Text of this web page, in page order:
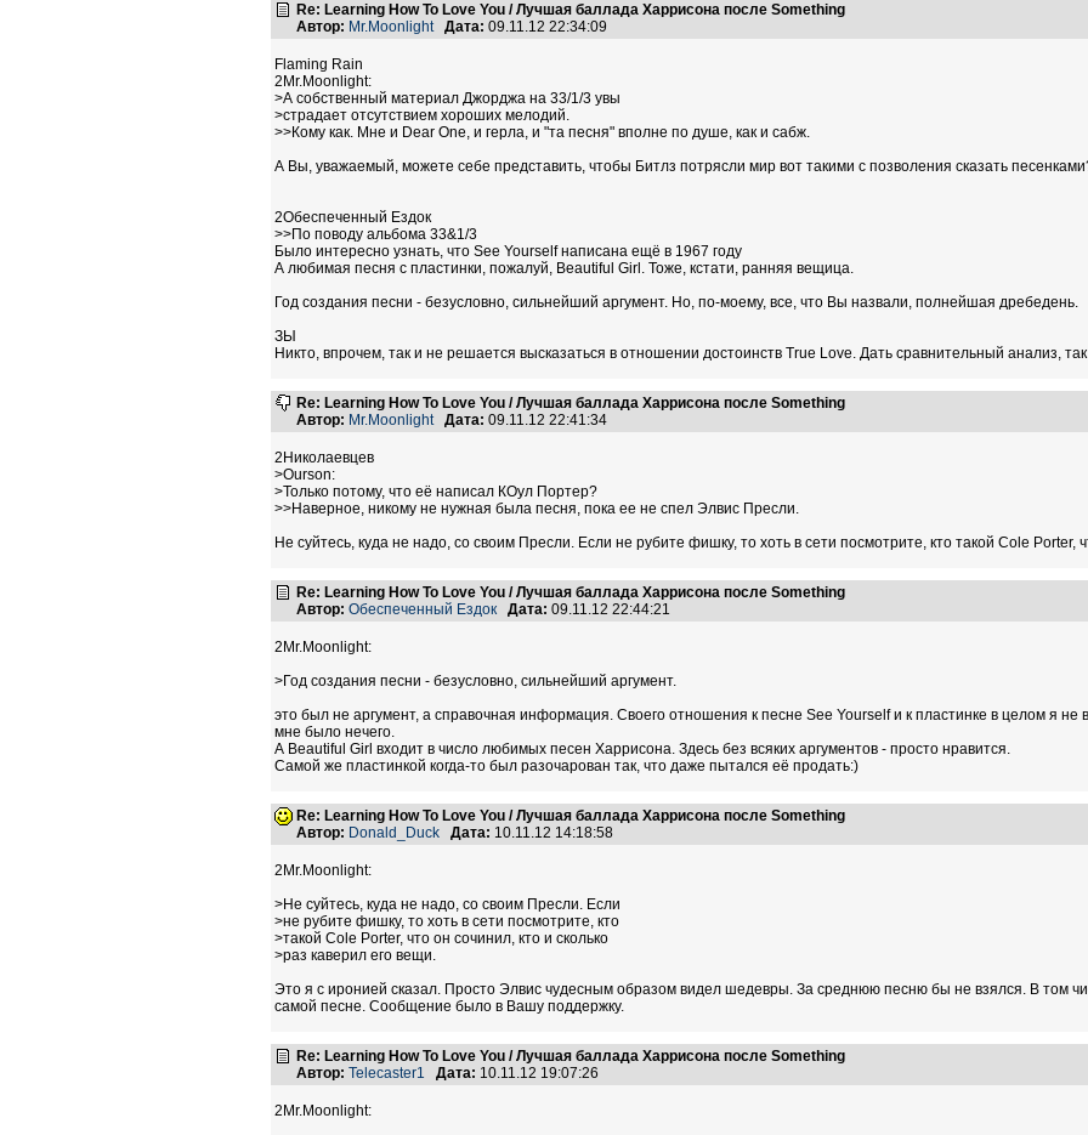
Re: Learning How To Love You / Лучшая баллада Харрисона после Something
Автор: Mr.Moonlight Дата: 09.11.12 22:34:09
Flaming Rain
2Mr.Moonlight:
>А собственный материал Джорджа на 33/1/3 увы
>страдает отсутствием хороших мелодий.
>>Кому как. Мне и Dear One, и герла, и "та песня" вполне по душе, как и сабж.
А Вы, уважаемый, можете себе представить, чтобы Битлз потрясли мир вот такими с позволения сказать
2Обеспеченный Ездок
>>По поводу альбома 33&1/3
Было интересно узнать, что See Yourself написана ещё в 1967 году
А любимая песня с пластинки, пожалуй, Beautiful Girl. Тоже, кстати, ранняя вещица.
Год создания песни - безусловно, сильнейший аргумент. Но, по-моему, все, что Вы назвали, полнейшая дребедень.
ЗЫ
Никто, впрочем, так и не решается высказаться в отношении достоинств True Love. Дать сравнительный анализ, так
Re: Learning How To Love You / Лучшая баллада Харрисона после Something
Автор: Mr.Moonlight Дата: 09.11.12 22:41:34
2Николаевцев
>Ourson:
>Только потому, что её написал КОул Портер?
>>Наверное, никому не нужная была песня, пока ее не спел Элвис Пресли.
Не суйтесь, куда не надо, со своим Пресли. Если не рубите фишку, то хоть в сети посмотрите, кто такой Cole Porter,
Re: Learning How To Love You / Лучшая баллада Харрисона после Something
Автор: Обеспеченный Ездок Дата: 09.11.12 22:44:21
2Mr.Moonlight:
>Год создания песни - безусловно, сильнейший аргумент.
это был не аргумент, а справочная информация. Своего отношения к песне See Yourself и к пластинке в целом я
мне было нечего.
А Beautiful Girl входит в число любимых песен Харрисона. Здесь без всяких аргументов - просто нравится.
Самой же пластинкой когда-то был разочарован так, что даже пытался её продать:)
Re: Learning How To Love You / Лучшая баллада Харрисона после Something
Автор: Donald_Duck Дата: 10.11.12 14:18:58
2Mr.Moonlight:
>Не суйтесь, куда не надо, со своим Пресли. Если
>не рубите фишку, то хоть в сети посмотрите, кто
>такой Cole Porter, что он сочинил, кто и сколько
>раз каверил его вещи.
Это я с иронией сказал. Просто Элвис чудесным образом видел шедевры. За среднюю песню бы не взялся. В том
самой песне. Сообщение было в Вашу поддержку.
Re: Learning How To Love You / Лучшая баллада Харрисона после Something
Автор: Telecaster1 Дата: 10.11.12 19:07:26
2Mr.Moonlight: